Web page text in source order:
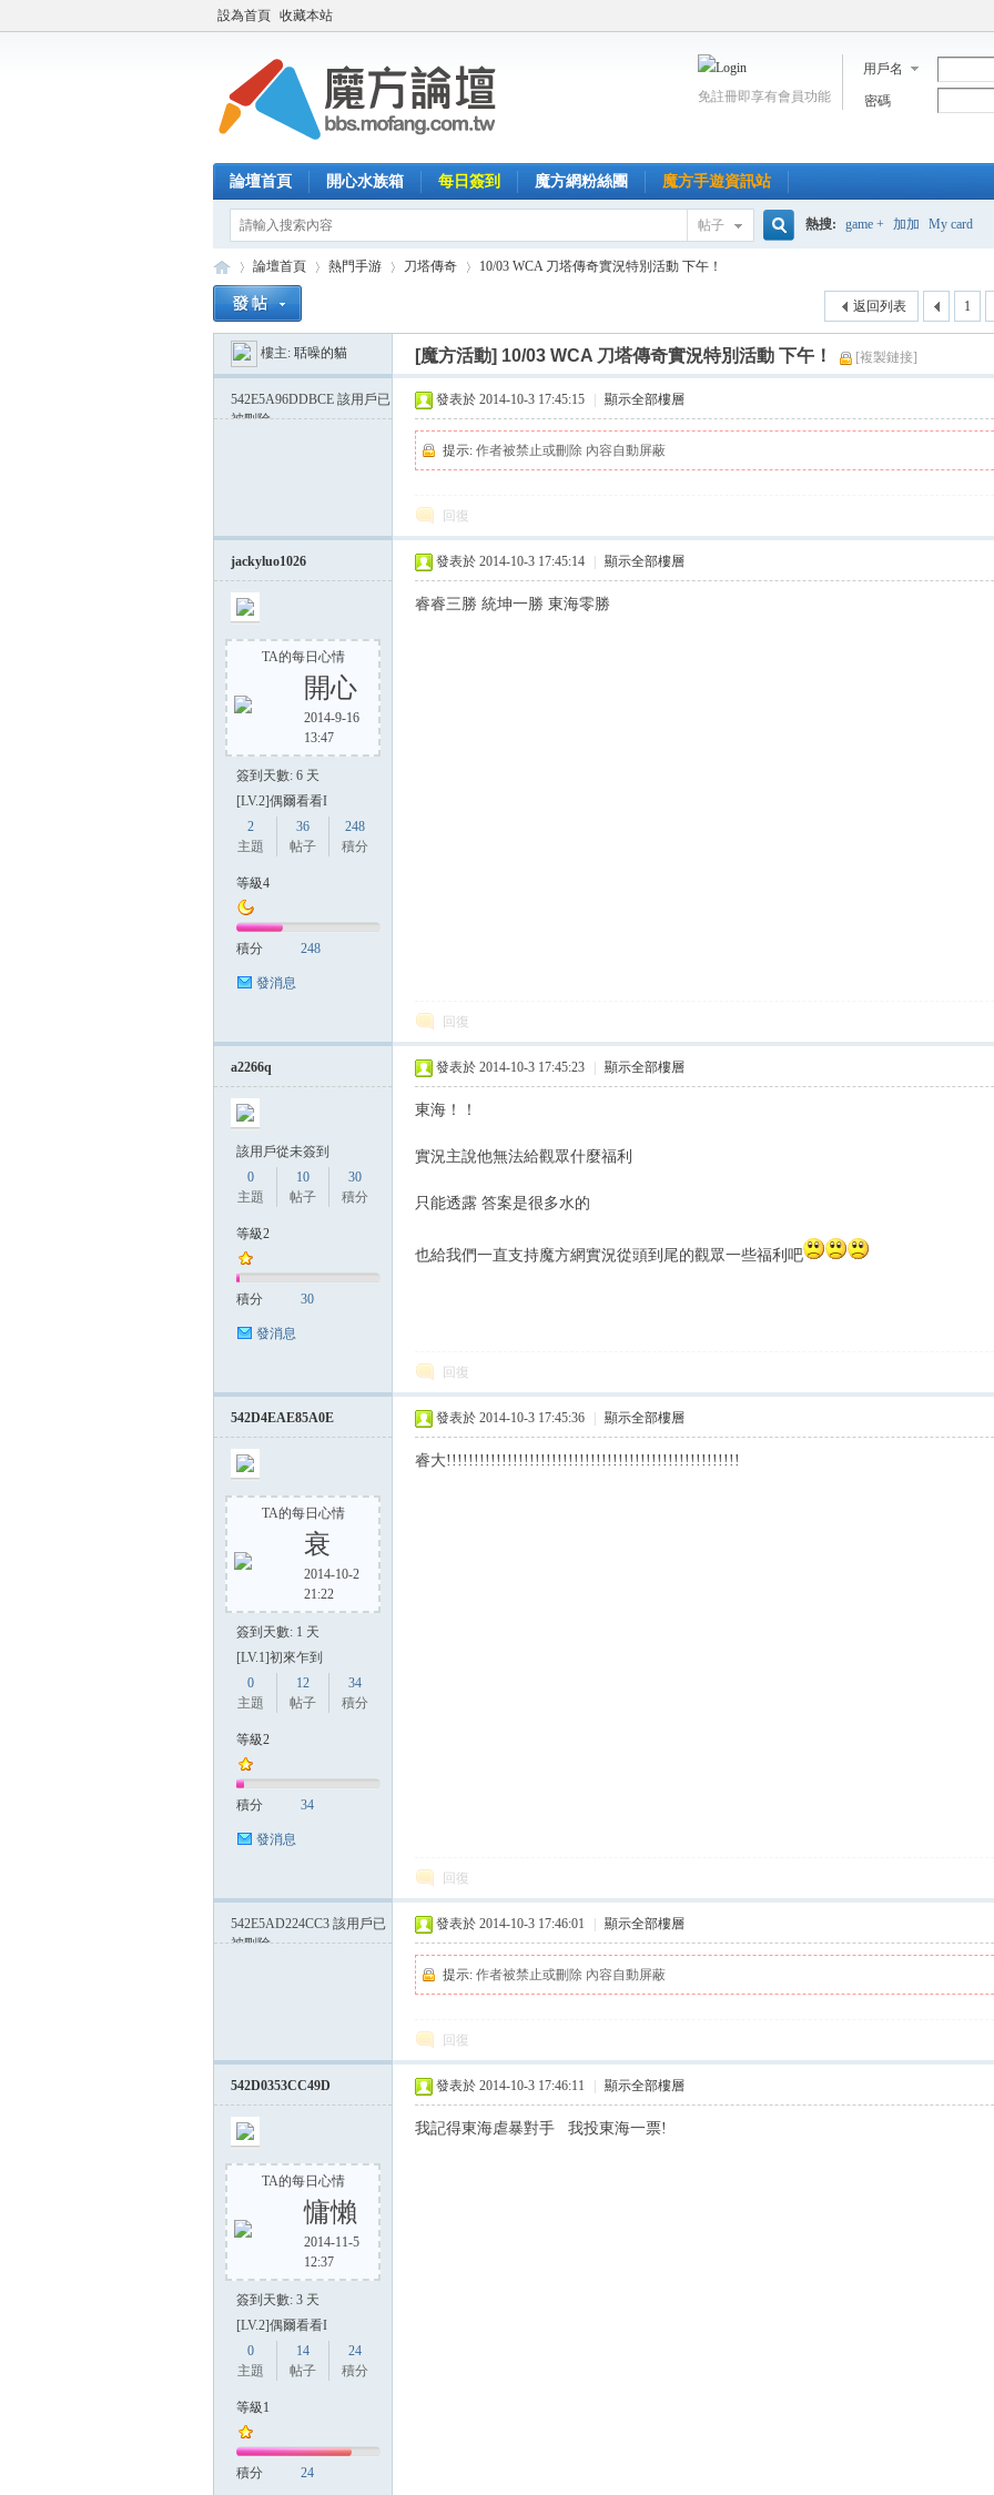
設為首頁 收藏本站
用戶名
密碼
免註冊即享有會員功能
論壇首頁 開心水族箱 每日簽到 魔方網粉絲團 魔方手遊資訊站
帖子
索
熱搜: game + 加加 My card
方
»
論壇首頁 熱門手游 刀塔傳奇
›
10/03 WCA 刀塔傳奇實況特別活動 下午！
1
返回列表
樓主: 聒噪的貓 [魔方活動] 10/03 WCA 刀塔傳奇實況特別活動 下午！ [複製鏈接]
542E5A96DDBCE 該用戶已
被刪除
發表於 2014-10-3 17:45:15 顯示全部樓層
提示: 作者被禁止或刪除 內容自動屏蔽
回復
jackyluo1026
TA的每日心情
開心
2014-9-16
13:47
簽到天數: 6 天
[LV.2]偶爾看看I
2
主題
36
帖子
248
積分
等級4
積分 248
發消息
發表於 2014-10-3 17:45:14 顯示全部樓層
睿睿三勝 統坤一勝 東海零勝
回復
a2266q
該用戶從未簽到
0
主題
10
帖子
30
積分
等級2
積分 30
發消息
發表於 2014-10-3 17:45:23 顯示全部樓層
東海！！
實況主說他無法給觀眾什麼福利
只能透露 答案是很多水的
也給我們一直支持魔方網實況從頭到尾的觀眾一些福利吧
回復
542D4EAE85A0E
TA的每日心情
衰
2014-10-2
21:22
簽到天數: 1 天
[LV.1]初來乍到
0
主題
12
帖子
34
積分
等級2
積分 34
發消息
發表於 2014-10-3 17:45:36 顯示全部樓層
睿大!!!!!!!!!!!!!!!!!!!!!!!!!!!!!!!!!!!!!!!!!!!!!!!!!!!!!
回復
542E5AD224CC3 該用戶已
被刪除
發表於 2014-10-3 17:46:01 顯示全部樓層
提示: 作者被禁止或刪除 內容自動屏蔽
回復
542D0353CC49D
TA的每日心情
慵懶
2014-11-5
12:37
簽到天數: 3 天
[LV.2]偶爾看看I
0
主題
14
帖子
24
積分
等級1
積分 24
發表於 2014-10-3 17:46:11 顯示全部樓層
我記得東海虐暴對手 我投東海一票!